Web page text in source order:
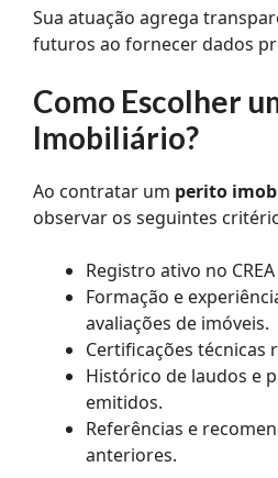
Sua atuação agrega
futuros ao fornecer dados
Como Escolher
Imobiliário?
Ao contratar um perito
observar os seguintes
Registro ativo no
Formação e
avaliações de imóveis.
Certificações técnicas
Histórico de laudos e
emitidos.
Referências e
anteriores.